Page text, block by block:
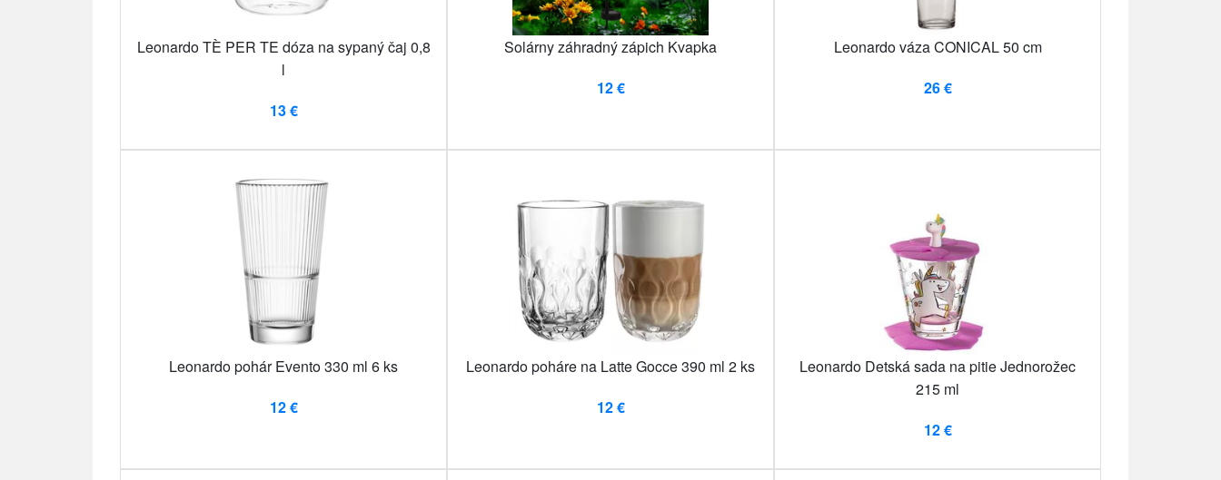
Leonardo TÈ PER TE dóza na sypaný čaj 0,8
l
13 €
Solárny záhradný zápich Kvapka
12 €
Leonardo váza CONICAL 50 cm
26 €
Leonardo pohár Evento 330 ml 6 ks
12 €
Leonardo poháre na Latte Gocce 390 ml 2 ks
12 €
Leonardo Detská sada na pitie Jednorožec
215 ml
12 €